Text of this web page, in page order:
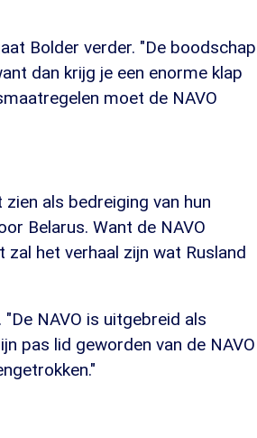
Bolder verder. "De boodschap
dan krijg je een enorme klap
moet de NAVO
als bedreiging van hun
Belarus. Want de NAVO
het verhaal zijn wat Rusland
NAVO is uitgebreid als
pas lid geworden van de NAVO